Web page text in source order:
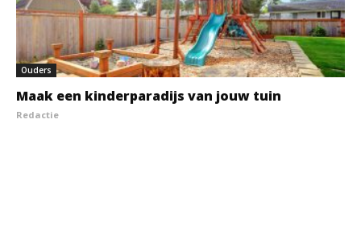
Ouders
Maak een kinderparadijs van jouw tuin
Redactie